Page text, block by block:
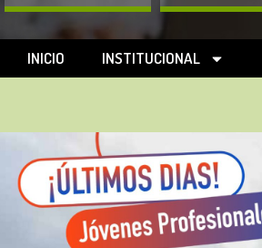
INICIO INSTITUCIONAL